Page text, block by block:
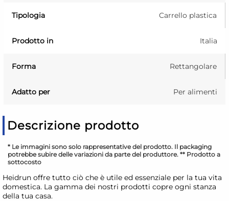
Tipologia Carrello plastica
Prodotto in Italia
Forma Rettangolare
Adatto per Per alimenti
Descrizione prodotto
* Le immagini sono solo rappresentative del prodotto. Il packaging
potrebbe subire delle variazioni da parte del produttore. ** Prodotto a
sottocosto
Heidrun offre tutto ciò che è utile ed essenziale per la tua vita
domestica. La gamma dei nostri prodotti copre ogni stanza
della tua casa.